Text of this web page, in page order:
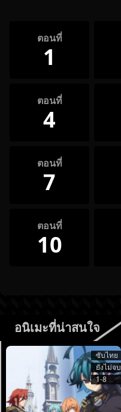
ตอนที่
1
ตอนที่
4
ตอนที่
7
ตอนที่
10
อนิเมะที่น่าสนใจ
ซับไทย
ยังไม่จบ
1-8